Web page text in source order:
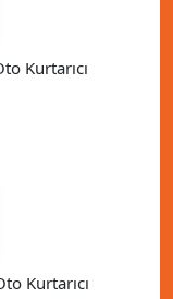
Kurtarıcı
Kurtarıcı